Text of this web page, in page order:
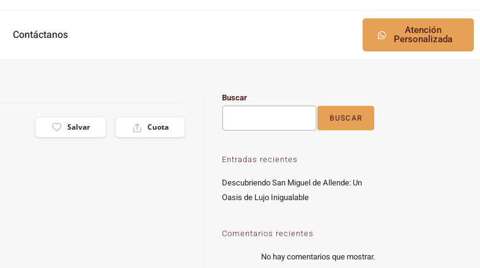
Contáctanos
Atención
Personalizada
Salvar Cuota
Buscar
BUSCAR
Entradas recientes
Descubriendo San Miguel de Allende: Un
Oasis de Lujo Inigualable
Comentarios recientes
No hay comentarios que mostrar.